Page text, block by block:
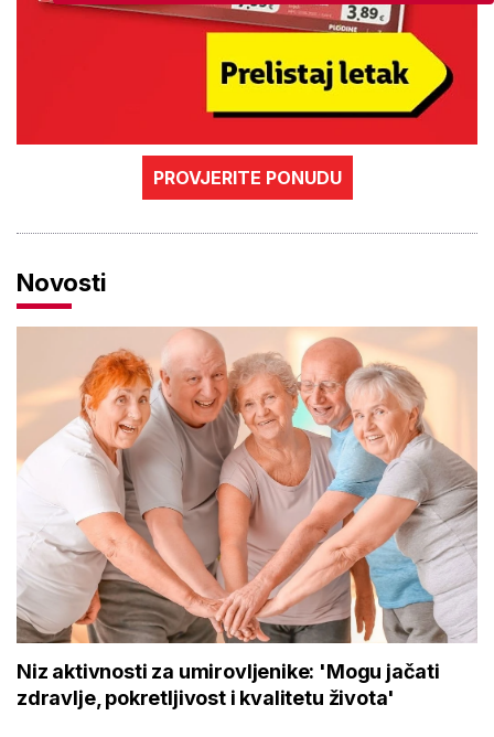
PROVJERITE PONUDU
Novosti
Niz aktivnosti za umirovljenike: 'Mogu jačati
zdravlje, pokretljivost i kvalitetu života'